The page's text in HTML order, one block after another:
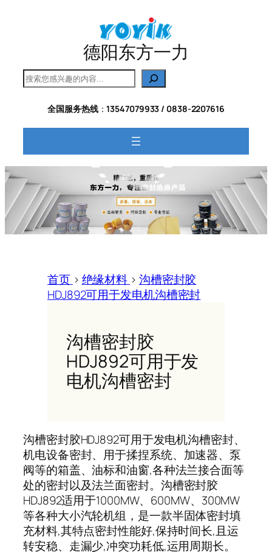
德阳东方一力
搜
索
全国服务热线：13547079933 / 0838-2207616
首页 > 绝缘材料 > 沟槽密封胶
HDJ892可用于发电机沟槽密封
沟槽密封胶
HDJ892可用于发
电机沟槽密封
沟槽密封胶HDJ892可用于发电机沟槽密封、
机电设备密封、用于揉捏系统、加速器、泵
阀等的箱盖、油标和油窗,各种法兰接合面等
处的密封以及法兰面密封。沟槽密封胶
HDJ892适用于1000MW、600MW、300MW
等各种大小汽轮机组，是一款半固体密封填
充材料,其特点密封性能好,保持时间长,且运
转安稳、走漏少,冲突功耗低,运用周期长。